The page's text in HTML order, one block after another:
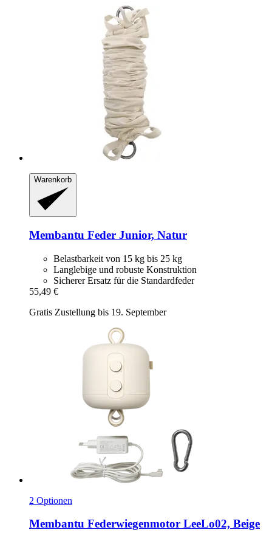
Warenkorb
Membantu Feder Junior, Natur
Belastbarkeit von 15 kg bis 25 kg
Langlebige und robuste Konstruktion
Sicherer Ersatz für die Standardfeder
55,49 €
Gratis Zustellung bis 19. September
2 Optionen
Membantu Federwiegenmotor LeeLo02, Beige